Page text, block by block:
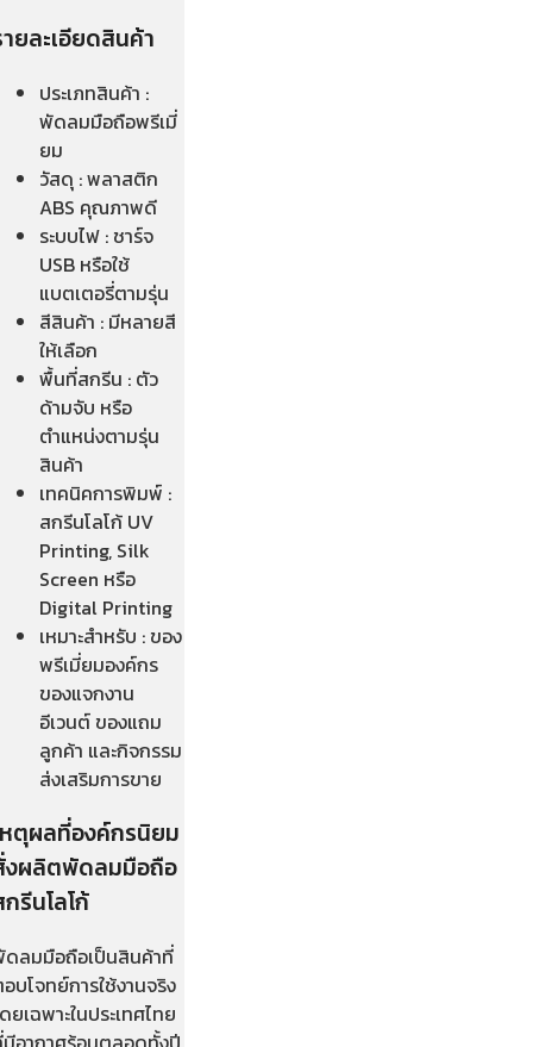
ยละเอียดสินค้า
ประเภทสินค้า :
พัดลมมือถือพรีเมี่
ยม
วัสดุ : พลาสติก
ABS คุณภาพดี
ระบบไฟ : ชาร์จ
USB หรือใช้
แบตเตอรี่ตามรุ่น
สีสินค้า : มีหลายสี
ให้เลือก
พื้นที่สกรีน : ตัว
ด้ามจับ หรือ
ตำแหน่งตามรุ่น
สินค้า
เทคนิคการพิมพ์ :
สกรีนโลโก้ UV
Printing, Silk
Screen หรือ
Digital Printing
เหมาะสำหรับ : ของ
พรีเมี่ยมองค์กร
ของแจกงาน
อีเวนต์ ของแถม
ลูกค้า และกิจกรรม
ส่งเสริมการขาย
ตุผลที่องค์กรนิยม
ผลิตพัดลมมือถือ
รีนโลโก้
ลมมือถือเป็นสินค้าที่
บโจทย์การใช้งานจริง
ยเฉพาะในประเทศไทย